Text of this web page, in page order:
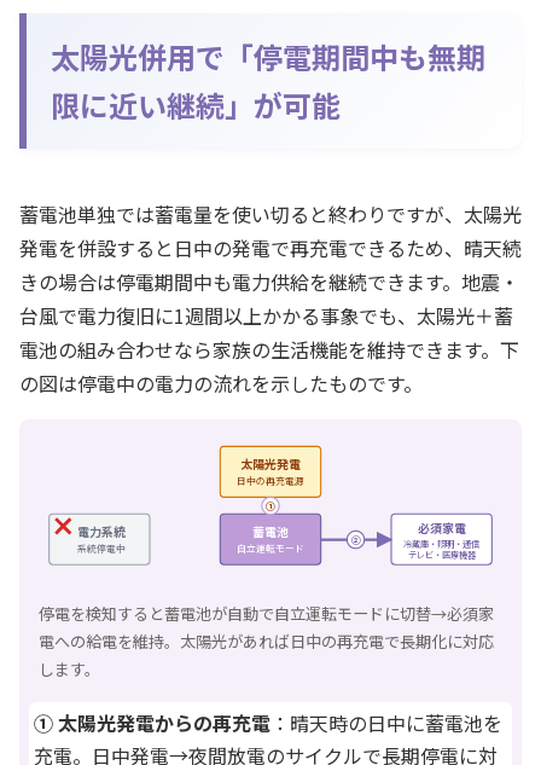
太陽光併用で「停電期間中も無期
限に近い継続」が可能
蓄電池単独では蓄電量を使い切ると終わりですが、太陽光
発電を併設すると日中の発電で再充電できるため、晴天続
きの場合は停電期間中も電力供給を継続できます。地震・
台風で電力復旧に1週間以上かかる事象でも、太陽光＋蓄
電池の組み合わせなら家族の生活機能を維持できます。下
の図は停電中の電力の流れを示したものです。
電力系統
系統停電中
太陽光発電
日中の再充電源
蓄電池
自立運転モード
必須家電
冷蔵庫・照明・通信
テレビ・医療機器
①
②
停電を検知すると蓄電池が自動で自立運転モードに切替→必須家
電への給電を維持。太陽光があれば日中の再充電で長期化に対応
します。
① 太陽光発電からの再充電 ：晴天時の日中に蓄電池を
充電。日中発電→夜間放電のサイクルで長期停電に対